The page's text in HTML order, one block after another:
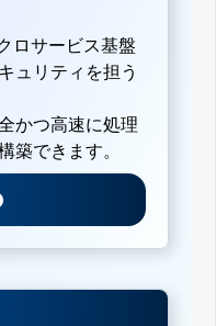
ロサービス基盤
ュリティを担う
かつ高速に処理
築できます。